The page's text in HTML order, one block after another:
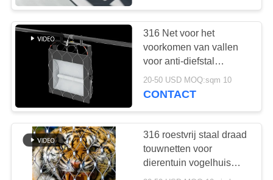
316 Net voor het
voorkomen van vallen
voor anti-diefstal
roestvrijstalen gaaszak
20-50 USD MOQ:sqm 10
CONTACT
316 roestvrij staal draad
touwnetten voor
dierentuin vogelhuis
omheining mesh